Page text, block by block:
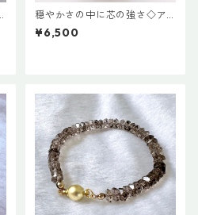
穏やかさの中に芯の強さ◇ア
クアマリンとルチルのブレス
レット
¥6,500